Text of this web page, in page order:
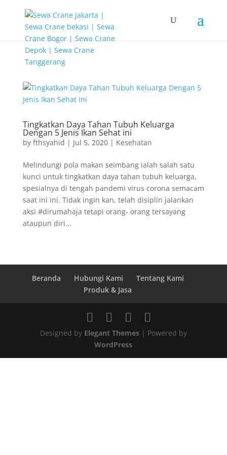
Tingkatkan Daya Tahan Tubuh Keluarga
Dengan 5 Jenis Ikan Sehat ini
by fthsyahid | Jul 5, 2020| Kesehatan
Melindungi pola makan seimbang ialah salah satu
kunci untuk tingkatkan daya tahan tubuh keluarga,
spesialnya di tengah pandemi virus corona semacam
saat ini ini. Tidak ingin kan, telah disiplin jalankan
aksi #dirumahaja tetapi orang- orang tersayang
ataupun diri...
Beranda Hubungi Kami
Tentang Kami
Produk & Jasa
Designed by Elegant Themes| Powered by
WordPress